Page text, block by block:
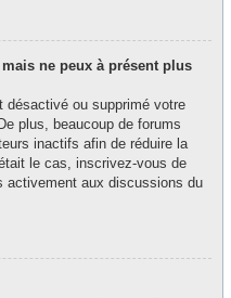
ne peux à présent plus
désactivé ou supprimé votre
plus, beaucoup de forums
inactifs afin de réduire la
le cas, inscrivez-vous de
activement aux discussions du